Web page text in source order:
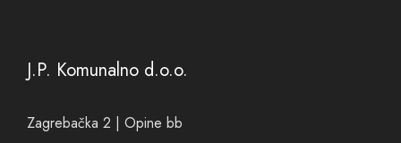
J.P. Komunalno d.o.o.
Zagrebačka 2 | Opine bb